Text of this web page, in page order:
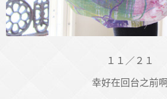
１１／２１
幸好在回台之前啊